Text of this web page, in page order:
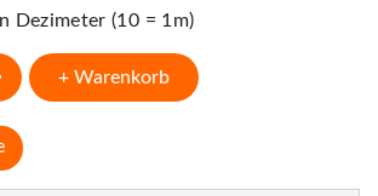
Dezimeter (10 = 1m)
+ Warenkorb